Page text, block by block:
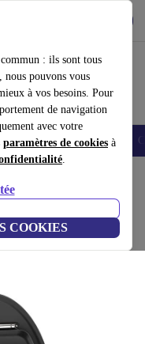
: ils sont tous
pouvons vous
à vos besoins. Pour
de navigation
avec votre
paramètres de cookies à
.
COOKIES
connectées Accessoires